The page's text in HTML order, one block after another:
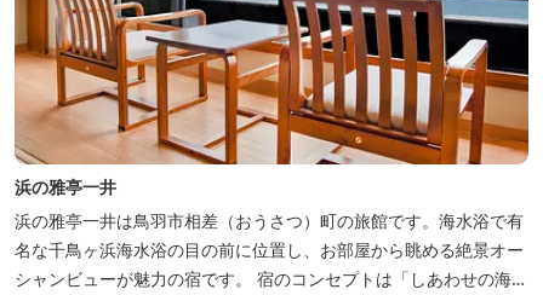
浜の雅亭一井
浜の雅亭一井は鳥羽市相差（おうさつ）町の旅館です。海水浴で有
名な千鳥ヶ浜海水浴の目の前に位置し、お部屋から眺める絶景オー
シャンビューが魅力の宿です。 宿のコンセプトは「しあわせの海